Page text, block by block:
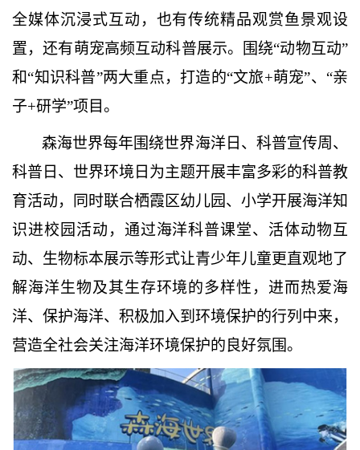
全媒体沉浸式互动，也有传统精品观赏鱼景观设
置，还有萌宠高频互动科普展示。围绕“动物互动”
和“知识科普”两大重点，打造的“文旅+萌宠”、“亲
子+研学”项目。
森海世界每年围绕世界海洋日、科普宣传周、
科普日、世界环境日为主题开展丰富多彩的科普教
育活动，同时联合栖霞区幼儿园、小学开展海洋知
识进校园活动，通过海洋科普课堂、活体动物互
动、生物标本展示等形式让青少年儿童更直观地了
解海洋生物及其生存环境的多样性，进而热爱海
洋、保护海洋、积极加入到环境保护的行列中来，
营造全社会关注海洋环境保护的良好氛围。